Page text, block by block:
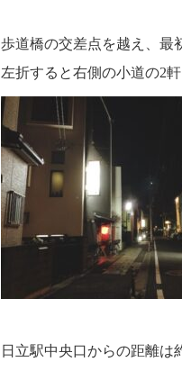
歩道橋の交差点を越え、最
左折すると右側の小道の2
日立駅中央口からの距離は